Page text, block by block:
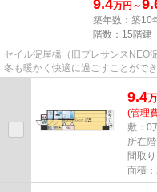
9.4万円～
築年数：築10
階数：15階建
セイル淀屋橋（旧プレサンスNEO
冬も暖かく快適に過ごすことがで
9.4万
(管理
敷：0
所在
間取
面積